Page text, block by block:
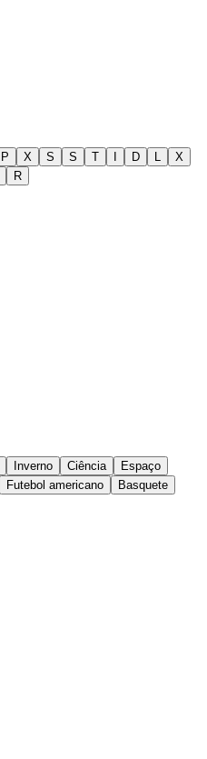
P X S S T I D L
X
R
Inverno Ciência
Espaço
Futebol americano Basquete